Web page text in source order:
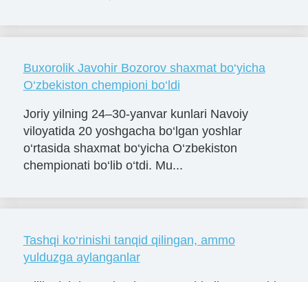
Buxorolik Javohir Bozorov shaxmat bo‘yicha
O‘zbekiston chempioni bo‘ldi
Joriy yilning 24–30-yanvar kunlari Navoiy
viloyatida 20 yoshgacha bo‘lgan yoshlar
o‘rtasida shaxmat bo‘yicha O‘zbekiston
chempionati bo‘lib o‘tdi. Mu...
Tashqi ko‘rinishi tanqid qilingan, ammo
yulduzga aylanganlar